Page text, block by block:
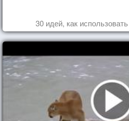
30 идей, как